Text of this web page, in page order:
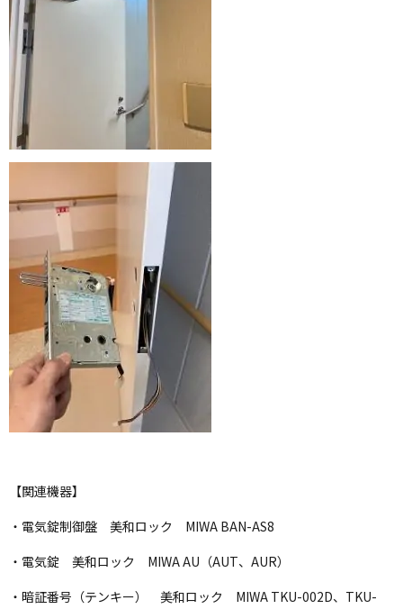
【関連機器】
・電気錠制御盤 美和ロック MIWA BAN-AS8
・電気錠 美和ロック MIWA AU（AUT、AUR）
・暗証番号（テンキー） 美和ロック MIWA TKU-002D、TKU-